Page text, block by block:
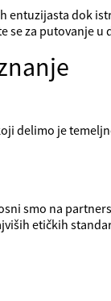
entuzijasta dok
se za putovanje
delimo je
smo na
etičkih